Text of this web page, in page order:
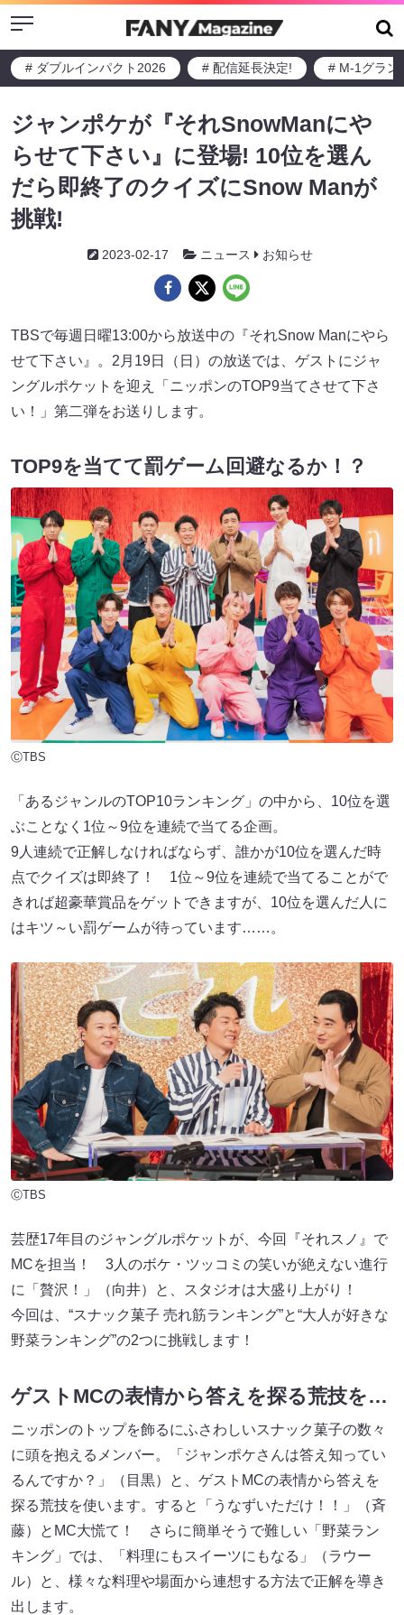
Menu
# ダブルインパクト2026 # 配信延長決定! # M-1グラン
ジャンポケが『それSnowManにや
らせて下さい』に登場! 10位を選ん
だら即終了のクイズにSnow Manが
挑戦!
2023-02-17 ニュース お知らせ
TBSで毎週日曜13:00から放送中の『それSnow Manにやら
せて下さい』。2月19日（日）の放送では、ゲストにジャ
ングルポケットを迎え「ニッポンのTOP9当てさせて下さ
い！」第二弾をお送りします。
TOP9を当てて罰ゲーム回避なるか！？
ⒸTBS
「あるジャンルのTOP10ランキング」の中から、10位を選
ぶことなく1位～9位を連続で当てる企画。
9人連続で正解しなければならず、誰かが10位を選んだ時
点でクイズは即終了！ 1位～9位を連続で当てることがで
きれば超豪華賞品をゲットできますが、10位を選んだ人に
はキツ～い罰ゲームが待っています……。
ⒸTBS
芸歴17年目のジャングルポケットが、今回『それスノ』で
MCを担当！ 3人のボケ・ツッコミの笑いが絶えない進行
に「贅沢！」（向井）と、スタジオは大盛り上がり！
今回は、“スナック菓子 売れ筋ランキング”と“大人が好きな
野菜ランキング”の2つに挑戦します！
ゲストMCの表情から答えを探る荒技を…
ニッポンのトップを飾るにふさわしいスナック菓子の数々
に頭を抱えるメンバー。「ジャンポケさんは答え知ってい
るんですか？」（目黒）と、ゲストMCの表情から答えを
探る荒技を使います。すると「うなずいただけ！！」（斉
藤）とMC大慌て！ さらに簡単そうで難しい「野菜ラン
キング」では、「料理にもスイーツにもなる」（ラウー
ル）と、様々な料理や場面から連想する方法で正解を導き
出します。